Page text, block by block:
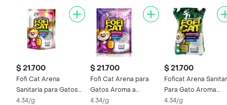
$ 21.700
Fofi Cat Arena
Sanitaria para Gatos
Aroma a Rosas
4.34/g
$ 21.700
Fofi Cat Arena para
Gatos Aroma a
Lavanda
4.34/g
$ 21.700
Foficat Arena
Para Gato Aroma
Manzana Verde
4.34/g